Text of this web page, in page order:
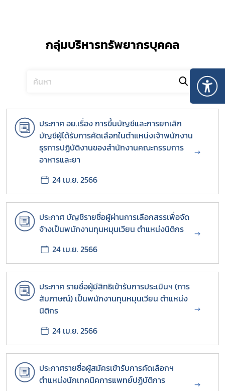
กลุ่มบริหารทรัพยากรบุคคล
ประกาศ อย.เรื่อง การขึ้นบัญชีและการยกเลิก
บัญชีผู้ได้รับการคัดเลือกในตำแหน่งเจ้าพนักงาน
ธุรการปฏิบัติงานของสำนักงานคณะกรรมการ
อาหารและยา
24 เม.ย. 2566
→
ประกาศ บัญชีรายชื่อผู้ผ่านการเลือกสรรเพื่อจัด
จ้างเป็นพนักงานทุนหมุนเวียน ตำแหน่งนิติกร
24 เม.ย. 2566
→
ประกาศ รายชื่อผู้มีสิทธิเข้ารับการประเมินฯ (การ
สัมภาษณ์) เป็นพนักงานทุนหมุนเวียน ตำแหน่ง
นิติกร
24 เม.ย. 2566
→
ประกาศรายชื่อผู้สมัครเข้ารับการคัดเลือกฯ
ตำแหน่งนักเทคนิคการแพทย์ปฏิบัติการ
→